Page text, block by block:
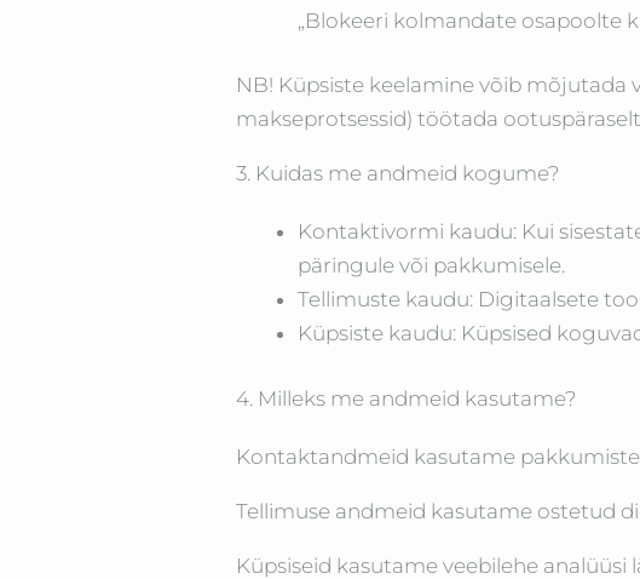
„Blokeeri kolmandate osapoolte
NB! Küpsiste keelamine võib mõjutada
makseprotsessid) töötada
3. Kuidas me andmeid kogume?
Kontaktivormi kaudu: Kui
päringule või pakkumisele.
Tellimuste kaudu: Digitaalsete
Küpsiste kaudu: Küpsised
4. Milleks me andmeid kasutame?
Kontaktandmeid kasutame
Tellimuse andmeid kasutame ostetud
Küpsiseid kasutame veebilehe analüüsi